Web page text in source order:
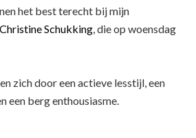
het best terecht bij mijn
Christine Schukking, die op woensdag
zich door een actieve lesstijl, een
een berg enthousiasme.